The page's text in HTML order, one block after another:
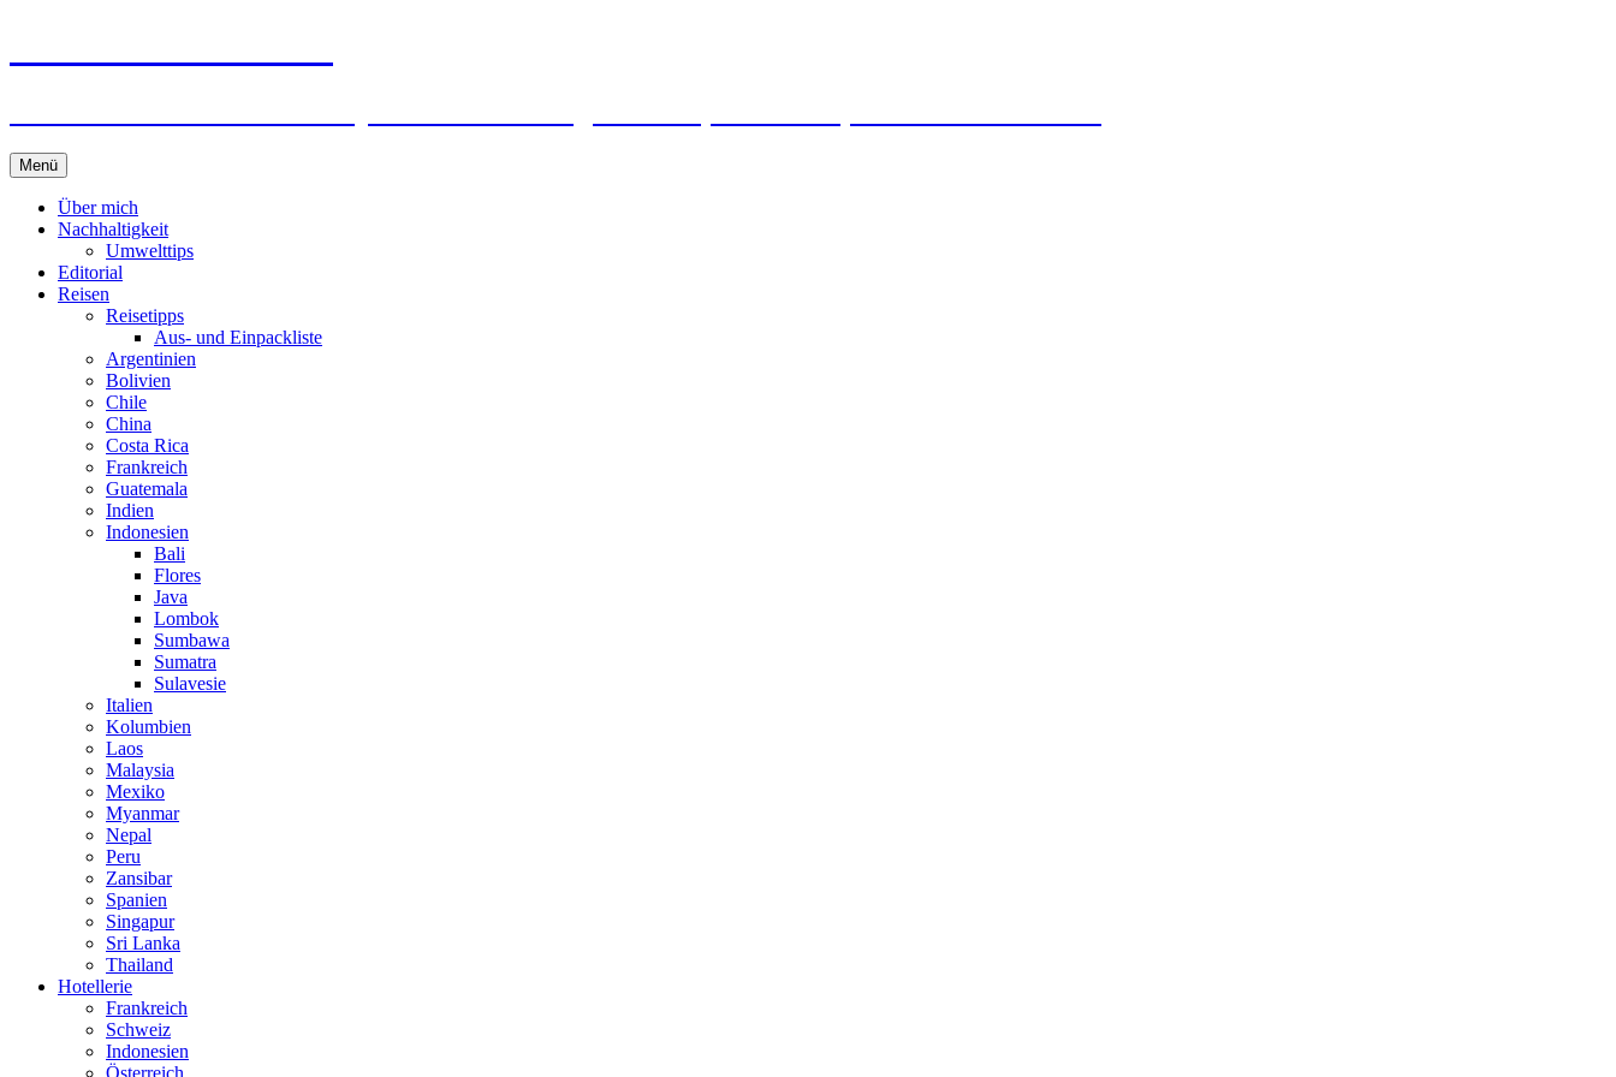
Menü Springe
zum
Inhalt
Über mich
Nachhaltigkeit
Umwelttips
Editorial
Reisen
Reisetipps
Aus- und Einpackliste
Argentinien
Bolivien
Chile
China
Costa Rica
Frankreich
Guatemala
Indien
Indonesien
Bali
Flores
Java
Lombok
Sumbawa
Sumatra
Sulavesie
Italien
Kolumbien
Laos
Malaysia
Mexiko
Myanmar
Nepal
Peru
Zansibar
Spanien
Singapur
Sri Lanka
Thailand
Hotellerie
Frankreich
Schweiz
Indonesien
Österreich